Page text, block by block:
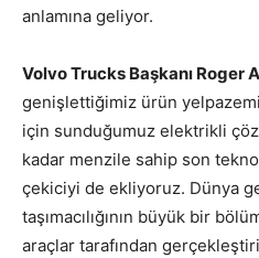
anlamına geliyor.
Volvo Trucks Başkanı Roger
genişlettiğimiz ürün
için sunduğumuz elektrikli
kadar menzile sahip son
çekiciyi de ekliyoruz. Dünya
taşımacılığının büyük bir
araçlar tarafından